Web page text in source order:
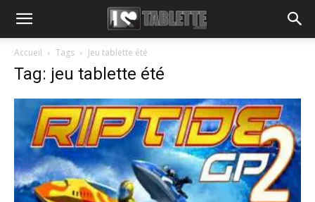
Accueil Tags Jeu tablette été
Tag: jeu tablette été